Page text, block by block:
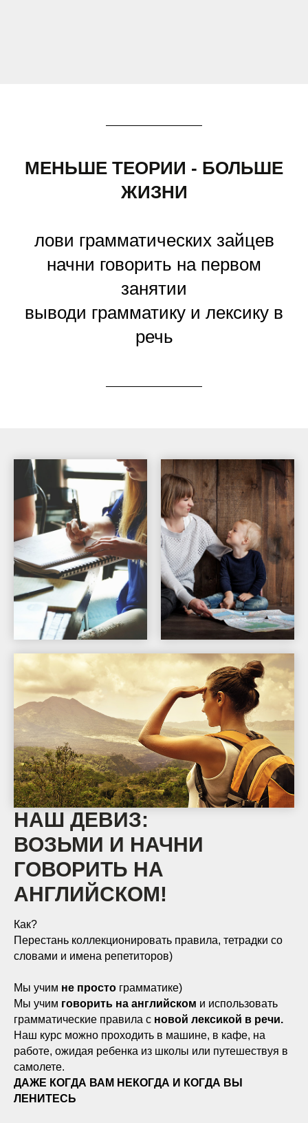
МЕНЬШЕ ТЕОРИИ - БОЛЬШЕ
ЖИЗНИ
лови грамматических зайцев
начни говорить на первом
занятии
выводи грамматику и лексику в
речь
НАШ ДЕВИЗ:
ВОЗЬМИ И НАЧНИ
ГОВОРИТЬ НА
АНГЛИЙСКОМ!
Как?
Перестань коллекционировать правила, тетрадки со
словами и имена репетиторов)
Мы учим не просто грамматике)
Мы учим говорить на английском и использовать
грамматические правила с новой лексикой в речи.
Наш курс можно проходить в машине, в кафе, на
работе, ожидая ребенка из школы или путешествуя в
самолете.
ДАЖЕ КОГДА ВАМ НЕКОГДА И КОГДА ВЫ
ЛЕНИТЕСЬ